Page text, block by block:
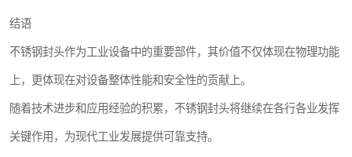
结语
不锈钢封头作为工业设备中的重要部件，其价值不仅体现在物理功能
上，更体现在对设备整体性能和安全性的贡献上。
随着技术进步和应用经验的积累，不锈钢封头将继续在各行各业发挥
关键作用，为现代工业发展提供可靠支持。